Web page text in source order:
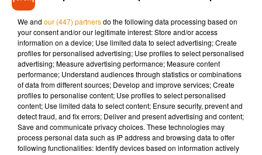
son agent.
(Avec AFP)
Musique
Madonna sort enfin le remix de « Love
We and our (447) partnersdo the following data processing based on
your consent and/or our legitimate interest: Store and/or access
information on a device; Use limited data to select advertising; Create
profiles for personalised advertising; Use profiles to select personalised
advertising; Measure advertising performance; Measure content
performance; Understand audiences through statistics or combinations
of data from different sources; Develop and improve services; Create
profiles to personalise content; Use profiles to select personalised
content; Use limited data to select content; Ensure security, prevent and
detect fraud, and fix errors; Deliver and present advertising and content;
Save and communicate privacy choices. These technologies may
process personal data such as IP address and browsing data to offer
following functionalities: Identify devices based on information actively